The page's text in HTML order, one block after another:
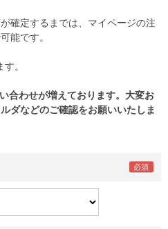
確定するまでは、マイページの注
能です。
。
合わせが増えております。大変お
ダなどのご確認をお願いいたしま